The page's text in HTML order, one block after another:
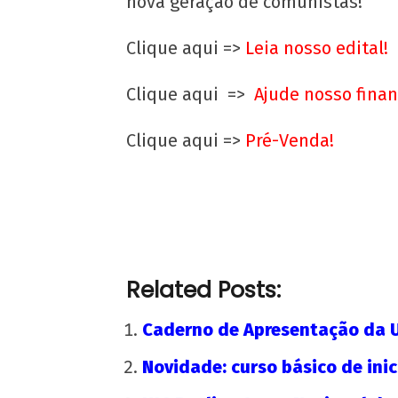
Universidade Popular: luta corporativa x
luta ideológica
de
abril
Clique aqui => Leia nosso edital!
Clique aqui => Ajude nosso
Clique aqui => Pré-Venda!
Related Posts:
Caderno de Apresentação da
Novidade: curso básico de